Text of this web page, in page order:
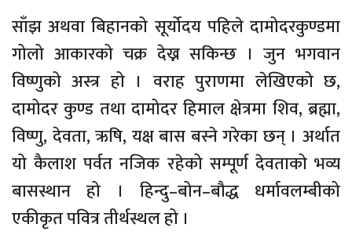
साँझ अथवा बिहानको सूर्योदय पहिले दामोदरकुण्डमा
गोलो आकारको चक्र देख्न सकिन्छ । जुन भगवान
विष्णुको अस्त्र हो । वराह पुराणमा लेखिएको छ,
दामोदर कुण्ड तथा दामोदर हिमाल क्षेत्रमा शिव, ब्रह्मा,
विष्णु, देवता, ऋषि, यक्ष बास बस्ने गरेका छन् । अर्थात
यो कैलाश पर्वत नजिक रहेको सम्पूर्ण देवताको भव्य
बासस्थान हो । हिन्दु–बोन–बौद्ध धर्मावलम्बीको
एकीकृत पवित्र तीर्थस्थल हो ।